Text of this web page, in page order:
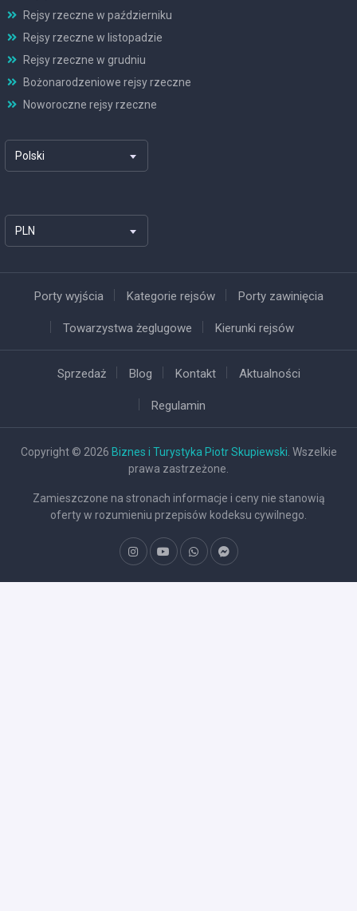
Rejsy rzeczne w październiku
Rejsy rzeczne w listopadzie
Rejsy rzeczne w grudniu
Bożonarodzeniowe rejsy rzeczne
Noworoczne rejsy rzeczne
Polski
PLN
Porty wyjścia Kategorie rejsów Porty zawinięcia
Towarzystwa żeglugowe Kierunki rejsów
Sprzedaż Blog Kontakt Aktualności
Regulamin
Copyright © 2026 Biznes i Turystyka Piotr Skupiewski . Wszelkie
prawa zastrzeżone.
Zamieszczone na stronach informacje i ceny nie stanowią
oferty w rozumieniu przepisów kodeksu cywilnego.